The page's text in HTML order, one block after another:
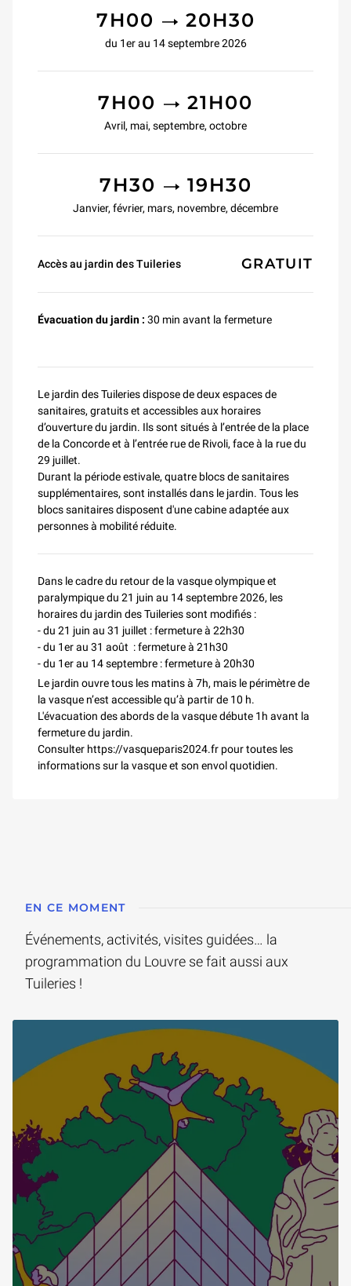
7H00 TO
20H30
du 1er au 14 septembre 2026
7H00 TO
21H00
Avril, mai, septembre, octobre
7H30 TO
19H30
Janvier, février, mars, novembre, décembre
Accès au jardin des Tuileries
GRATUIT
Évacuation du jardin : 30 min avant la fermeture
Le jardin des Tuileries dispose de deux espaces de
sanitaires, gratuits et accessibles aux horaires
d’ouverture du jardin. Ils sont situés à l’entrée de la place
de la Concorde et à l’entrée rue de Rivoli, face à la rue du
29 juillet.
Durant la période estivale, quatre blocs de sanitaires
supplémentaires, sont installés dans le jardin. Tous les
blocs sanitaires disposent d'une cabine adaptée aux
personnes à mobilité réduite.
Dans le cadre du retour de la vasque olympique et
paralympique du 21 juin au 14 septembre 2026, les
horaires du jardin des Tuileries sont modifiés :
- du 21 juin au 31 juillet : fermeture à 22h30
- du 1er au 31 août : fermeture à 21h30
- du 1er au 14 septembre : fermeture à 20h30
Le jardin ouvre tous les matins à 7h, mais le périmètre de
la vasque n’est accessible qu’à partir de 10 h.
L'évacuation des abords de la vasque débute 1h avant la
fermeture du jardin.
Consulter https://vasqueparis2024.fr pour toutes les
informations sur la vasque et son envol quotidien.
EN CE MOMENT
Événements, activités, visites guidées… la
programmation du Louvre se fait aussi aux
Tuileries !